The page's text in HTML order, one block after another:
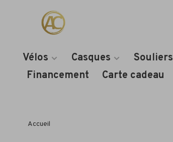
Vélos Casques Souliers
Financement
Carte cadeau
Accueil